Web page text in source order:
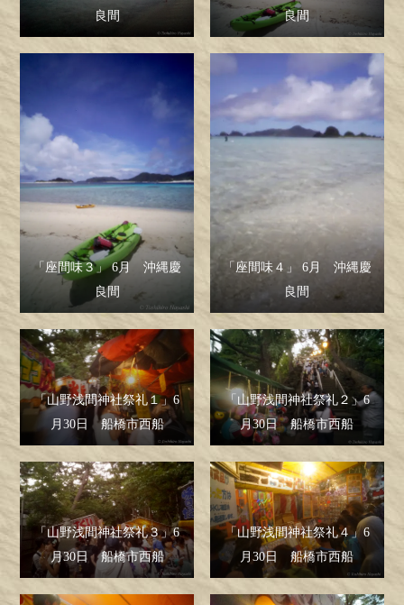
良間
良間
「座間味３」 6月 沖縄慶
良間
「座間味４」 6月 沖縄慶
良間
「山野浅間神社祭礼１」6
月30日 船橋市西船
「山野浅間神社祭礼２」6
月30日 船橋市西船
「山野浅間神社祭礼３」6
月30日 船橋市西船
「山野浅間神社祭礼４」6
月30日 船橋市西船